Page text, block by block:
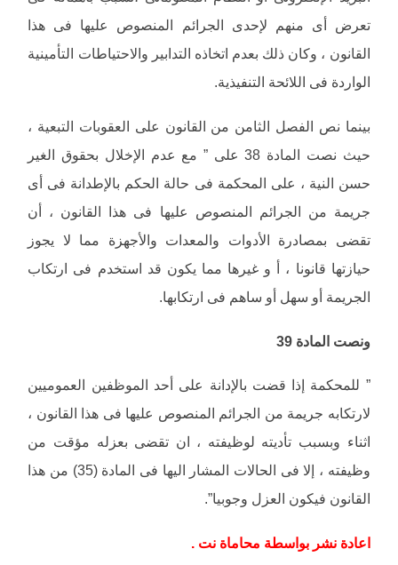
تعرض أى منهم لإحدى الجرائم المنصوص عليها فى هذا
القانون ، وكان ذلك بعدم اتخاذه التدابير والاحتياطات التأمينية
الواردة فى اللائحة التنفيذية.
بينما نص الفصل الثامن من القانون على العقوبات التبعية ،
حيث نصت المادة 38 على ” مع عدم الإخلال بحقوق الغير
حسن النية ، على المحكمة فى حالة الحكم بالإطدانة فى أى
جريمة من الجرائم المنصوص عليها فى هذا القانون ، أن
تقضى بمصادرة الأدوات والمعدات والأجهزة مما لا يجوز
حيازتها قانونا ، أ و غيرها مما يكون قد استخدم فى ارتكاب
الجريمة أو سهل أو ساهم فى ارتكابها.
ونصت المادة 39
” للمحكمة إذا قضت بالإدانة على أحد الموظفين العموميين
لارتكابه جريمة من الجرائم المنصوص عليها فى هذا القانون ،
اثناء وبسبب تأديته لوظيفته ، ان تقضى بعزله مؤقت من
وظيفته ، إلا فى الحالات المشار اليها فى المادة (35) من هذا
القانون فيكون العزل وجوبيا”.
اعادة نشر بواسطة محاماة نت .